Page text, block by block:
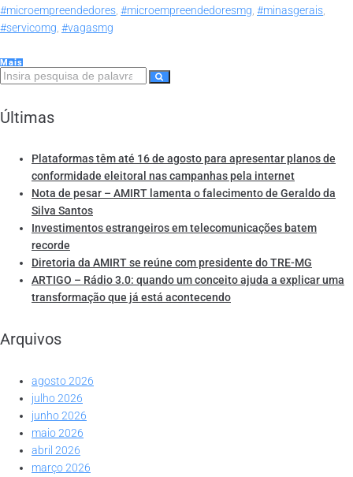
#microempreendedores, #microempreendedoresmg, #minasgerais,
#servicomg, #vagasmg
Mais
Últimas
Plataformas têm até 16 de agosto para apresentar planos de
conformidade eleitoral nas campanhas pela internet
Nota de pesar – AMIRT lamenta o falecimento de Geraldo da
Silva Santos
Investimentos estrangeiros em telecomunicações batem
recorde
Diretoria da AMIRT se reúne com presidente do TRE-MG
ARTIGO – Rádio 3.0: quando um conceito ajuda a explicar uma
transformação que já está acontecendo
Arquivos
agosto 2026
julho 2026
junho 2026
maio 2026
abril 2026
março 2026